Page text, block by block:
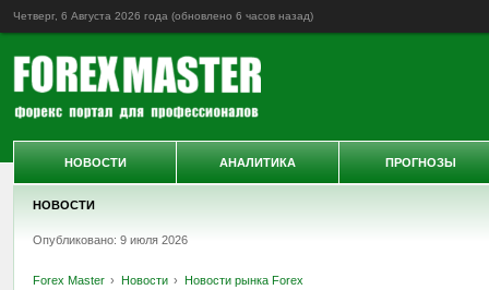
Четверг, 6 Августа 2026 года (обновлено 6 часов назад)
НОВОСТИ
Опубликовано: 9 июля 2026
Forex Master Новости Новости рынка Forex
НОВОСТИ АНАЛИТИКА ПРОГНОЗЫ